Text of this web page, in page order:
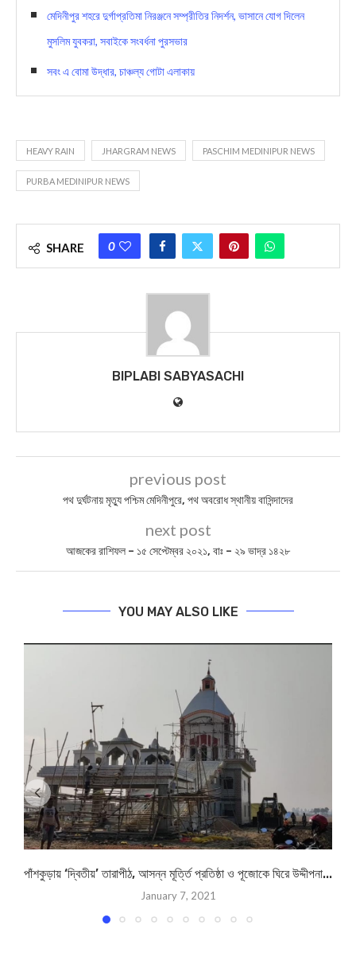
মেদিনীপুর শহরে দুর্গাপ্রতিমা নিরঞ্জনে সম্প্রীতির নিদর্শন, ভাসানে যোগ দিলেন
মুসলিম যুবকরা, সবাইকে সংবর্ধনা পুরসভার
সবং এ বোমা উদ্ধার, চাঞ্চল্য গোটা এলাকায়
HEAVY RAIN JHARGRAM NEWS PASCHIM MEDINIPUR NEWS
PURBA MEDINIPUR NEWS
SHARE 0
BIPLABI SABYASACHI
previous post
পথ দুর্ঘটনায় মৃত্যু পশ্চিম মেদিনীপুরে, পথ অবরোধ স্থানীয় বাসিন্দাদের
next post
আজকের রাশিফল – ১৫ সেপ্টেম্বর ২০২১, বাঃ – ২৯ ভাদ্র ১৪২৮
YOU MAY ALSO LIKE
পাঁশকুড়ায় ‘দ্বিতীয়’ তারাপীঠ, আসন্ন মূর্ত্তি প্রতিষ্ঠা ও পূজোকে ঘিরে উদ্দীপনা...
January 7, 2021